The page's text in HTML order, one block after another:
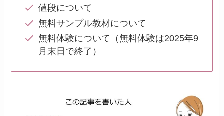
値段について
無料サンプル教材について
無料体験について（無料体験は2025年9
月末日で終了）